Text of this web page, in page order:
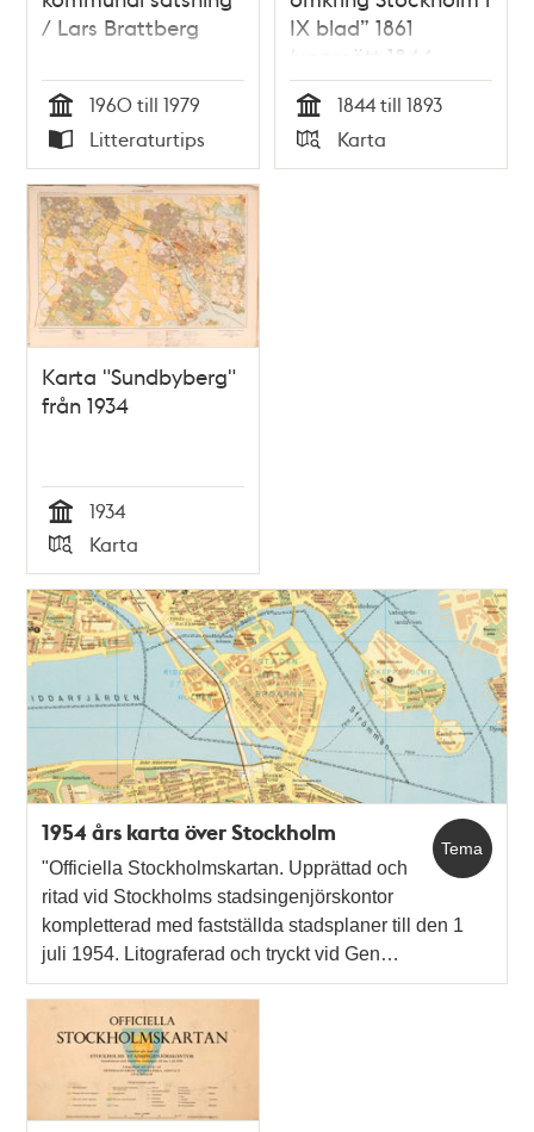
/ Lars Brattberg
Tid
1960 till 1979
Typ
Litteraturtips
IX blad” 1861
(uppmätt 1844-
1850, översedd 1891-
1893)
Tid
1844 till 1893
Typ
Karta
Karta "Sundbyberg"
från 1934
Tid
1934
Typ
Karta
Tema
1954 års karta över Stockholm
"Officiella Stockholmskartan. Upprättad och
ritad vid Stockholms stadsingenjörskontor
kompletterad med fastställda stadsplaner till den 1
juli 1954. Litograferad och tryckt vid Gen…